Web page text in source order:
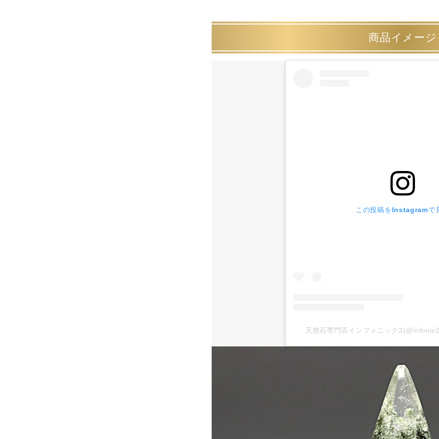
商品イメージ
この投稿をInstagramで
天然石専門店インフォニック